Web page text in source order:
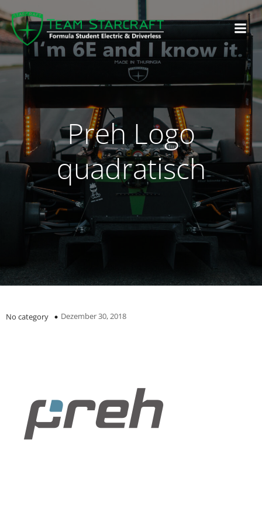
Preh Logo
quadratisch
No category Dezember 30, 2018